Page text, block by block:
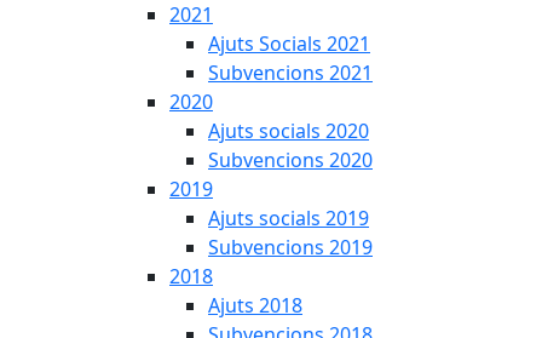
2021
Ajuts Socials 2021
Subvencions 2021
2020
Ajuts socials 2020
Subvencions 2020
2019
Ajuts socials 2019
Subvencions 2019
2018
Ajuts 2018